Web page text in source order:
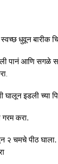
धुवून बारीक
पानं आणि सगळे
घालून इडली च्या
करा.
२ चमचे पीठ घाला.